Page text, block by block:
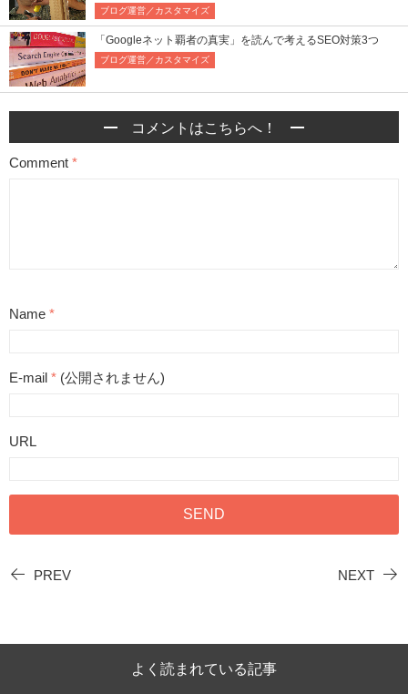
ブログ運営／カスタマイズ
「Googleネット覇者の真実」を読んで考えるSEO対策3つ
ブログ運営／カスタマイズ
コメントはこちらへ！
Comment *
Name *
E-mail * (公開されません)
URL
PREV NEXT
よく読まれている記事